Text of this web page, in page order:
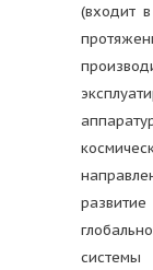
(входит